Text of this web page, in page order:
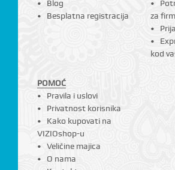
Blog
Besplatna registracija
za
kod
POMOĆ
Pravila i uslovi
Privatnost korisnika
Kako kupovati na
VIZIOshop-u
Veličine majica
O nama